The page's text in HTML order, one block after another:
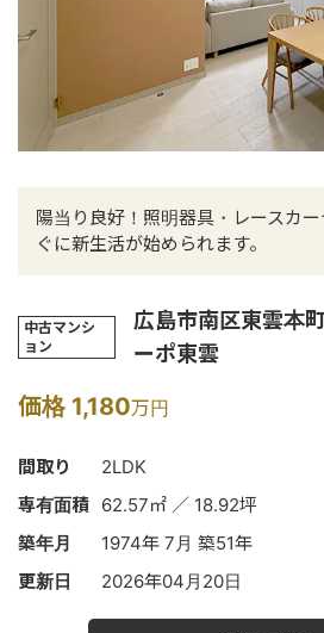
陽当り良好！照明器具・レースカ
ぐに新生活が始められます。
中古マンシ
ョン
広島市南区東雲本
ーポ東雲
価格 1,180万円
間取り
2LDK
専有面積 62.57㎡ ／ 18.92坪
築年月
1974年 7月 築51年
更新日
2026年04月20日